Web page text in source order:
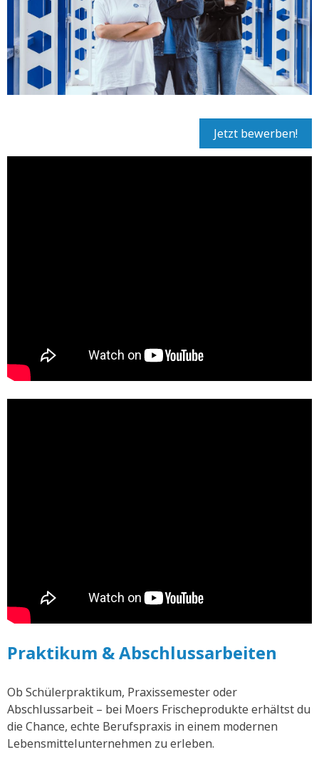
Jetzt bewerben!
Praktikum & Abschlussarbeiten
Ob Schülerpraktikum, Praxissemester oder
Abschlussarbeit – bei Moers Frischeprodukte erhältst du
die Chance, echte Berufspraxis in einem modernen
Lebensmittelunternehmen zu erleben.